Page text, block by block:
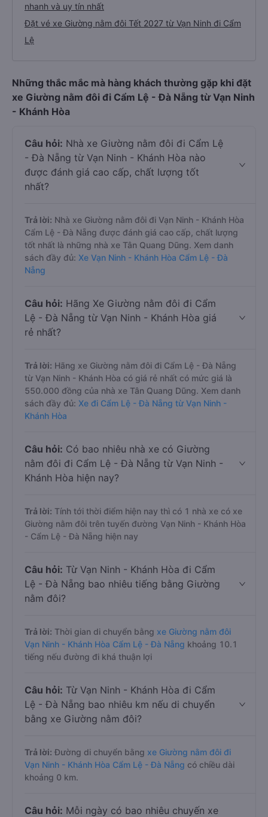
nhanh và uy tín nhất
Đặt vé xe Giường nằm đôi Tết 2027 từ Vạn Ninh đi Cẩm
Lệ
Những thắc mắc mà hàng khách thường gặp khi đặt
xe Giường nằm đôi đi Cẩm Lệ - Đà Nẵng từ Vạn Ninh
- Khánh Hòa
Câu hỏi: Nhà xe Giường nằm đôi đi Cẩm Lệ
- Đà Nẵng từ Vạn Ninh - Khánh Hòa nào
được đánh giá cao cấp, chất lượng tốt
nhất?
Trả lời: Nhà xe Giường nằm đôi đi Vạn Ninh - Khánh Hòa
Cẩm Lệ - Đà Nẵng được đánh giá cao cấp, chất lượng
tốt nhất là những nhà xe Tân Quang Dũng. Xem danh
sách đầy đủ: Xe Vạn Ninh - Khánh Hòa Cẩm Lệ - Đà
Nẵng
Câu hỏi: Hãng Xe Giường nằm đôi đi Cẩm
Lệ - Đà Nẵng từ Vạn Ninh - Khánh Hòa giá
rẻ nhất?
Trả lời: Hãng xe Giường nằm đôi đi Cẩm Lệ - Đà Nẵng
từ Vạn Ninh - Khánh Hòa có giá rẻ nhất có mức giá là
550.000 đồng của nhà xe Tân Quang Dũng. Xem danh
sách đầy đủ: Xe đi Cẩm Lệ - Đà Nẵng từ Vạn Ninh -
Khánh Hòa
Câu hỏi: Có bao nhiêu nhà xe có Giường
nằm đôi đi Cẩm Lệ - Đà Nẵng từ Vạn Ninh -
Khánh Hòa hiện nay?
Trả lời: Tính tới thời điểm hiện nay thì có 1 nhà xe có xe
Giường nằm đôi trên tuyến đường Vạn Ninh - Khánh Hòa
- Cẩm Lệ - Đà Nẵng hiện nay
Câu hỏi: Từ Vạn Ninh - Khánh Hòa đi Cẩm
Lệ - Đà Nẵng bao nhiêu tiếng bằng Giường
nằm đôi?
Trả lời: Thời gian di chuyển bằng xe Giường nằm đôi
Vạn Ninh - Khánh Hòa Cẩm Lệ - Đà Nẵng khoảng 10.1
tiếng nếu đường đi khá thuận lợi
Câu hỏi: Từ Vạn Ninh - Khánh Hòa đi Cẩm
Lệ - Đà Nẵng bao nhiêu km nếu di chuyển
bằng xe Giường nằm đôi?
Trả lời: Đường di chuyển bằng xe Giường nằm đôi đi
Vạn Ninh - Khánh Hòa Cẩm Lệ - Đà Nẵng có chiều dài
khoảng 0 km.
Câu hỏi: Mỗi ngày có bao nhiêu chuyến xe